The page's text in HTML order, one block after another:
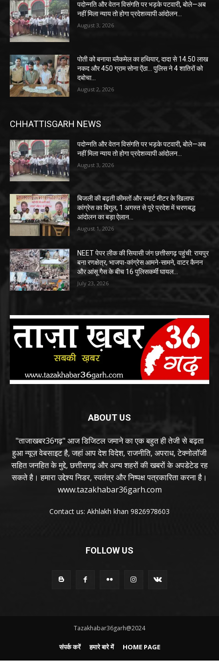
पदोन्नति और वेतन विसंगति पर भड़के पटवारी, बोले—अब
नहीं मिला न्याय तो होगा प्रदेशव्यापी आंदोलन…
August 3, 2026
पोती को बनाया ब्लैकमेल का हथियार, दादा से 14.50 लाख
नकद और 450 ग्राम सोना ऐंठा… पुलिस ने 4 शातिरों को
दबोचा…
August 2, 2026
CHHATTISGARH NEWS
पदोन्नति और वेतन विसंगति पर भड़के पटवारी, बोले—अब
नहीं मिला न्याय तो होगा प्रदेशव्यापी आंदोलन…
August 3, 2026
बिजली की बढ़ती कीमतों और स्मार्ट मीटर के खिलाफ
कांग्रेस का बिगुल, 1 अगस्त से पूरे प्रदेश में चरणबद्ध
आंदोलन का बड़ा ऐलान…
August 1, 2026
NEET पेपर लीक की सियासी जंग छत्तीसगढ़ पहुंची: रायपुर
बना रणक्षेत्र, भाजपा-कांग्रेस आमने-सामने, वाटर कैनन
और आंसू गैस के बीच 16 पुलिसकर्मी घायल…
July 23, 2026
ABOUT US
"ताजाखबर36गढ़" आज डिजिटल जमाने का एक बहुत ही तेजी से बढ़ता
हुआ न्यूज़ वेबसाइट है, जहां आप देश विदेश, राजनीति, अपराध, टेक्नोलॉजी
सहित जनहित के मुद्दे, छत्तीसगढ़ और अन्य शहरों की खबरों के अपडेटेड रह
सकते है। हमारा उद्देश्य निडर, स्वतंत्र और निष्पक्ष पत्रकारिता करना है।
www.tazakhabar36garh.com
Contact us: Akhlakh khan 9826978603
FOLLOW US
Tazakhabar36garh@2024
संपर्क करें हमारे बारे में HOME PAGE